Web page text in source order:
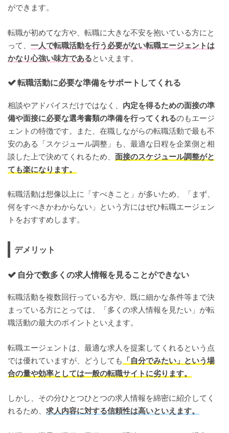
ができます。
転職が初めてな方や、転職に大きな不安を抱いている方にと
って、 一人で転職活動を行う必要がない転職エージェントは
かなり心強い味方であるといえます。
転職活動に必要な準備をサポートしてくれる
相談やアドバイスだけではなく、 内定を得るための面接の準
備や面接に必要な選考書類の準備を行ってくれるのもエージ
ェントの特徴です。また、在職しながらの転職活動で最も不
安のある「スケジュール調整」も、最適な日程を企業側と相
談した上で決めてくれるため、 面接のスケジュール調整がと
ても楽になります。
転職活動は想像以上に「すべきこと」が多いため、「まず、
何をすべきかわからない」という方にはぜひ転職エージェン
トをおすすめします。
デメリット
自分で数多くの求人情報を見ることができない
転職活動を複数回行っている方や、既に細かな条件等まで決
まっている方にとっては、「多くの求人情報を見たい」が転
職活動の最大のポイントといえます。
転職エージェントは、最適な求人を提案してくれるという点
では優れていますが、どうしても
「自分でみたい」という場
合の量や効率としては一般の転職サイトに劣ります。
しかし、その分ひとつひとつの求人情報を綿密に紹介してく
れるため、 求人内容に対する信頼性は高いといえます。